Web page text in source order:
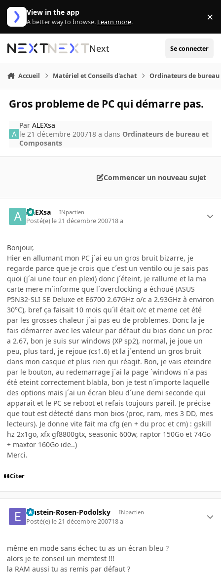
Aller au contenu
View in the app
A better way to browse. Learn more. ×
Next Se connecter
Accueil Matériel et Conseils d'achat Ordinateurs de bureau
Gros probleme de PC qui démarre pas.
ParALEXsa
le 21 décembre 200718 a dans Ordinateurs de bureau et
Composants
Commencer un nouveau sujet
ALEXsa INpactien
Posté(e) le 21 décembre 200718 a
Bonjour,
Hier en allumant mon PC j´ai eu un gros bruit bizarre, je
regarde parce que je crois que c´est un ventilo ou je sais pas
quoi (j´ai une tour en plexi) donc j´éteint, je rallume et la ma
carte mere m´informe que l´overclocking a échoué (ASUS
P5N32-SLI SE Deluxe et E6700 2.67GHz o/c a 2.93GHz à environ
30°C), bref ça faisait 10 mois qu´il était o/c et meme cet été
par les grosses chaleur j´ai pas eu de problemes. Donc la je
fais démarrer avec les valeur par défaut du bios donc un proc
a 2.67, bon je suis sur windows (XP sp2), normal, je joue un
peu, plus tard, je rejoue (cs1.6) et la j´entend un gros bruit
dans mon casque et plus rien qui réagit. Bon, je vais eteindre
par le bouton, au redemarrage j´ai la page ´windows n´a pas
été eteint correctement blabla, bon je test n´importe laquelle
des options mais j´ai un écran bleu d´une demi seconde qui
apparait et le PC se reboot et refais toujours pareil. Je précise
que tout est détecté dans mon bios (proc, ram, mes 3 DD, mes
lecteurs). Je donne vite fait ma cfg (en + du proc et cm) : gskill
hz 2x1go, xfx gf8800gtx, seasonic 600w, raptor 150Go et 74Go
+ maxtor 160Go ide..)
Merci.
Citer
Einstein-Rosen-Podolsky INpactien
Posté(e) le 21 décembre 200718 a
même en mode sans échec tu as un écran bleu ?
alors je te conseil un memtest !!!
la RAM aussi tu as remis par défaut ?